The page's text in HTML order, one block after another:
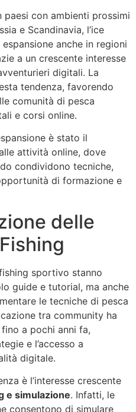
con ambienti prossimi
e Scandinavia, l’ice
anche in regioni
a un crescente interesse
digitali. La
tendenza, favorendo
comunità di pesca
e corsi online.
è stato il
attività online, dove
condividono tecniche,
di formazione e
delle
sportivo stanno
guide e tutorial, ma anche
le tecniche di pesca
tra community ha
a pochi anni fa,
e l’accesso a
digitale.
è l’interesse crescente
e simulazione. Infatti, le
consentono di simulare